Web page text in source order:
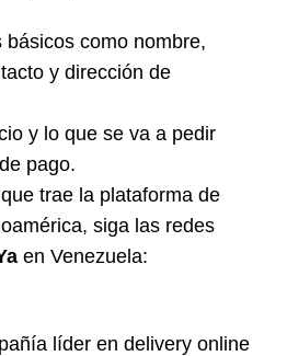
básicos como nombre,
y dirección de
y lo que se va a pedir
pago.
trae la plataforma de
siga las redes
en Venezuela:
líder en delivery online